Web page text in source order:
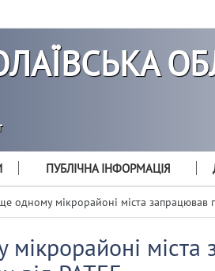
ПУБЛІЧНА ІНФОРМАЦІЯ
одному мікрорайоні міста запрацював
міста